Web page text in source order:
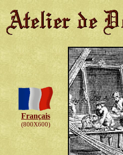
Français
(800X600)